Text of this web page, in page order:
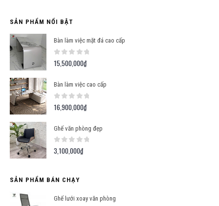
SẢN PHẨM NỔI BẬT
Bàn làm việc mặt đá cao cấp
0out of 5
15,500,000₫
Bàn làm việc cao cấp
0out of 5
16,900,000₫
Ghế văn phòng đẹp
0 out of 5
3,100,000₫
SẢN PHẨM BÁN CHẠY
Ghế lưới xoay văn phòng